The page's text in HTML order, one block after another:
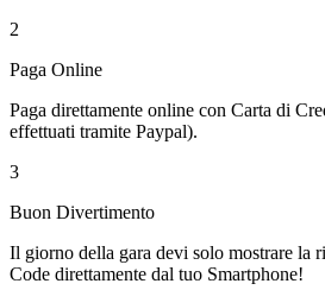
2
Paga Online
Paga direttamente online con Carta di
effettuati tramite Paypal).
3
Buon Divertimento
Il giorno della gara devi solo mostrare la
Code direttamente dal tuo Smartphone!